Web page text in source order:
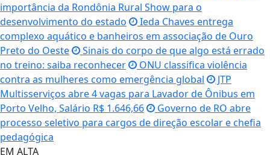
importância da Rondônia Rural Show para o
desenvolvimento do estado
Ieda Chaves entrega
complexo aquático e banheiros em associação de Ouro
Preto do Oeste
Sinais do corpo de que algo está errado
no treino: saiba reconhecer
ONU classifica violência
contra as mulheres como emergência global
JTP
Multisserviços abre 4 vagas para Lavador de Ônibus em
Porto Velho, Salário R$ 1.646,66
Governo de RO abre
processo seletivo para cargos de direção escolar e chefia
pedagógica
EM ALTA